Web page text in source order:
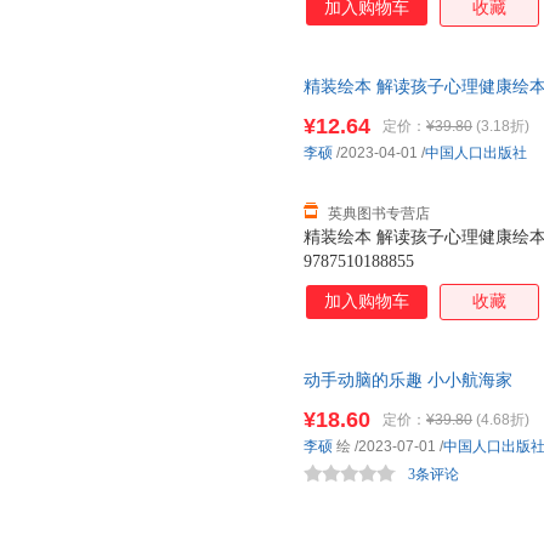
加入购物车 收藏
精装绘本 解读孩子心理健康绘
精装绘本 解读孩子心理健康绘
9787510188855
¥12.64 定价： ¥39.80 (3.18折)
英典图书专营店
李硕 /2023-04-01 /中国人口出版社
加入购物车 收藏
动手动脑的乐趣 小小航海家
¥18.60 定价： ¥39.80 (4.68折)
3条评论
李硕 绘 /2023-07-01 /中国人口出版社